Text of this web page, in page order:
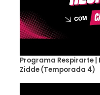
Programa Respirarte
Zidde (Temporada 4)